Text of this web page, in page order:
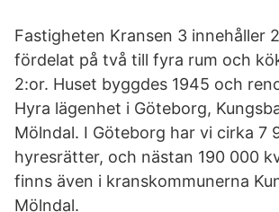
Fastigheten Kransen 3 innehåller
fördelat på två till fyra rum och
2:or. Huset byggdes 1945 och
Hyra lägenhet i Göteborg,
Mölndal. I Göteborg har vi cirka 7
hyresrätter, och nästan 190 000
finns även i kranskommunerna
Mölndal.